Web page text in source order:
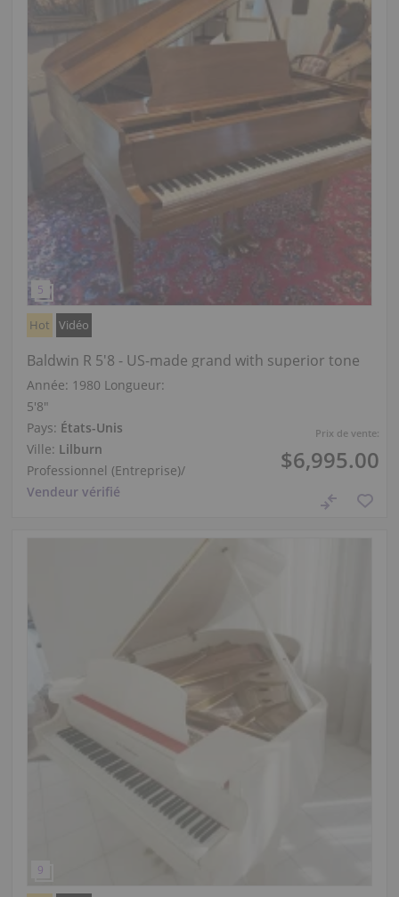
Prix de vente:
$6,995.00
Hot Vidéo
Baldwin R 5'8 - US-made grand with superior tone
Année: 1980 Longueur:
5′8″
Pays: États-Unis
Ville: Lilburn
Professionnel (Entreprise)/
Vendeur vérifié